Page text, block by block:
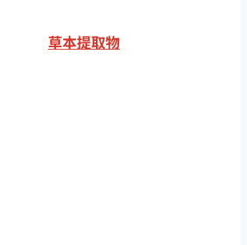
草本提取物